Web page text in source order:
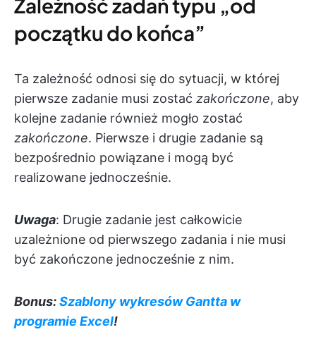
Zależność zadań typu „od
początku do końca”
Ta zależność odnosi się do sytuacji, w której
pierwsze zadanie musi zostać zakończone, aby
kolejne zadanie również mogło zostać
zakończone. Pierwsze i drugie zadanie są
bezpośrednio powiązane i mogą być
realizowane jednocześnie.
Uwaga: Drugie zadanie jest całkowicie
uzależnione od pierwszego zadania i nie musi
być zakończone jednocześnie z nim.
Bonus:Szablony wykresów Gantta w
programie Excel!